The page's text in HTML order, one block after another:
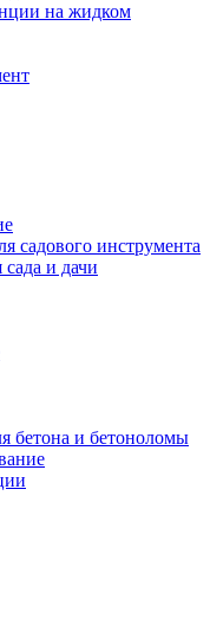
на жидком
садового инструмента
и дачи
бетона и бетоноломы